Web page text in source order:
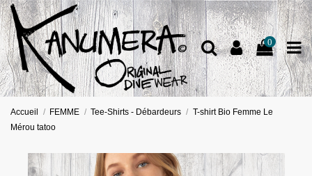
0
Accueil FEMME Tee-Shirts - Débardeurs
T-shirt Bio Femme Le
Mérou tatoo